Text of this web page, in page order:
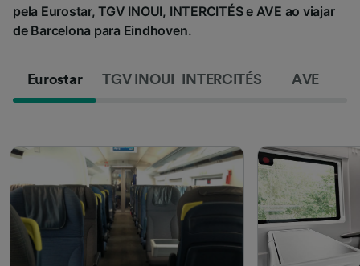
pela Eurostar, TGV INOUI, INTERCITÉS e AVE ao viajar
de Barcelona para Eindhoven.
Eurostar TGV INOUI INTERCITÉS AVE